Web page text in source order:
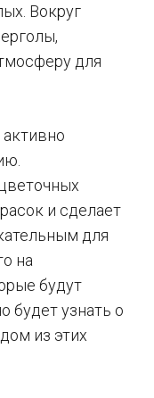
Вокруг
для
и сделает
для
на
будут
будет узнать о
из этих